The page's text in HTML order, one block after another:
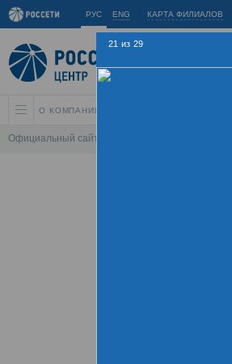
РУС ENG КАРТА ФИЛИАЛОВ
О КОМПАНИИ
Официальный сайт
21 из 29